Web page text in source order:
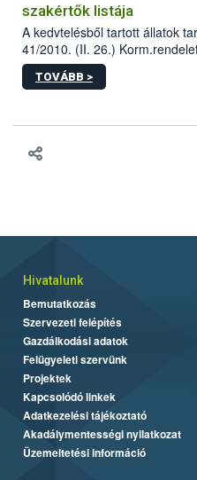
szakértők listája
A kedvtelésből tartott állatok
41/2010. (II. 26.)
sérülés, illetve ennek veszélye
hatósági feladatokat, valamint
TOVÁBB >
Hivatalunk
Bemutatkozás
Szervezeti felépítés
Gazdálkodási adatok
Felügyeleti szervünk
Projektek
Kapcsolódó linkek
Adatkezelési tájékoztató
Akadálymentességi nyilatkozat
Üzemeltetési információ